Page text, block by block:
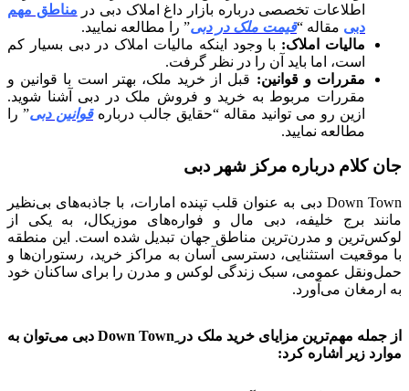
اطلاعات تخصصی درباره بازار داغ املاک دبی در مناطق مهم
دبی مقاله “قیمت ملک در دبی” را مطالعه نمایید.
مالیات املاک: با وجود اینکه مالیات املاک در دبی بسیار کم
است، اما باید آن را در نظر گرفت.
مقررات و قوانین: قبل از خرید ملک، بهتر است با قوانین و
مقررات مربوط به خرید و فروش ملک در دبی آشنا شوید.
ازین رو می توانید مقاله “حقایق جالب دربارهقوانین دبی” را
مطالعه نمایید.
جان کلام درباره مرکز شهر دبی
Down Town دبی به عنوان قلب تپنده امارات، با جاذبه‌های بی‌نظیر
مانند برج خلیفه، دبی مال و فواره‌های موزیکال، به یکی از
لوکس‌ترین و مدرن‌ترین مناطق جهان تبدیل شده است. این منطقه
با موقعیت استثنایی، دسترسی آسان به مراکز خرید، رستوران‌ها و
حمل‌ونقل عمومی، سبک زندگی لوکس و مدرن را برای ساکنان خود
به ارمغان می‌آورد.
از جمله مهم‌ترین مزایای خرید ملک در ِDown Town دبی می‌توان به
موارد زیر اشاره کرد: